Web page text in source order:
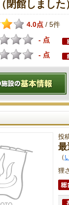
閉館しました
4.0点 / 5件
- 点
- 点
投
最
（
狸